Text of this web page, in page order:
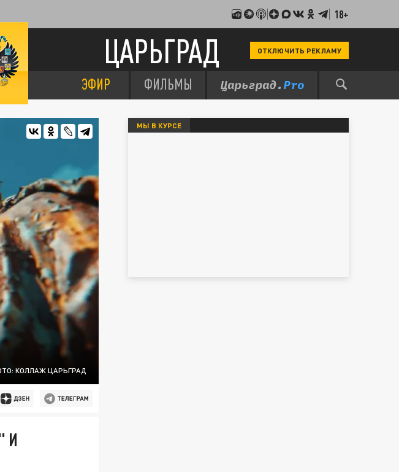
18+
ЦАРЬГРАД ОТКЛЮЧИТЬ РЕКЛАМУ
ЭФИР ФИЛЬМЫ
КОЛЛАЖ ЦАРЬГРАД
И
МЫ В КУРСЕ